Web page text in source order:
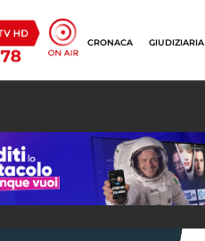
CRONACA GIUDIZIARIA